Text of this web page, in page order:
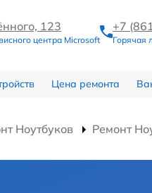
123
центра Microsoft
+7
Горячая
Цена ремонта
Ноутбуков Ремонт